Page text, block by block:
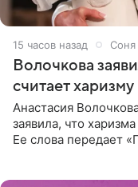
15 часов назад
Волочкова
считает
Анастасия
заявила, что
Ее слова передает